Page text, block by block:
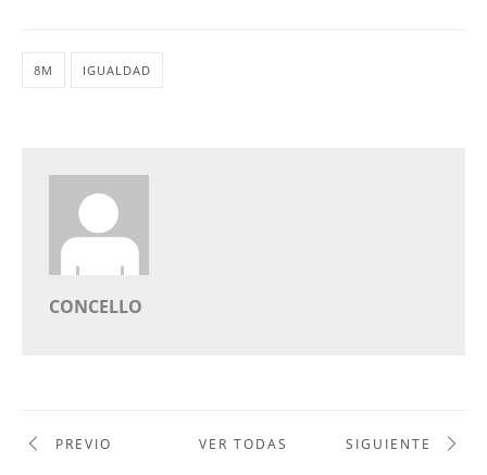
8M IGUALDAD
CONCELLO
PREVIO VER TODAS SIGUIENTE